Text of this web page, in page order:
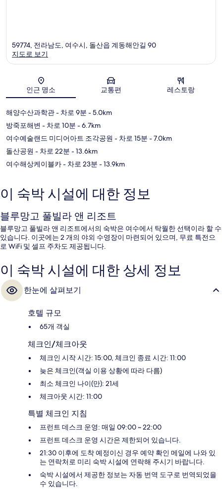
지도
59774, 전라남도, 여수시, 돌산읍 계동해안길 90
지도로 보기
인근 명소 교통편 레스토랑
해양수산과학관- 차로 9분 - 5.0km
방죽포해변 - 차로 10분 - 6.7km
여수예술랜드 미디어아트 조각공원 - 차로 15분 - 7.0km
돌산공원 - 차로 22분 - 13.6km
여수해상케이블카- 차로 23분 - 13.9km
이 숙박 시설에 대한 정보
블루망고 풀빌라 앤 리조트
블루망고 풀빌라 앤 리조트에서의 숙박은 여수에서 탁월한 선택이라 할 수
있습니다. 이곳에는 2 개의 야외 수영장이 마련되어 있으며, 무료 특전으
로 WiFi 및 셀프 주차도 제공됩니다.
이 숙박 시설에 대한 상세 정보
한눈에 살펴보기
호텔 규모
65개 객실
체크인/체크아웃
체크인 시작 시간: 15:00, 체크인 종료 시간: 11:00
늦은 체크인(객실 이용 상황에 따라 다름)
최소 체크인 나이(만): 21세
체크아웃 시간: 11:00
특별 체크인 지침
프런트 데스크 운영: 매일 09:00 ~ 22:00
프런트 데스크 운영 시간은 제한되어 있습니다.
21:30 이후에 도착 예정이신 경우 예약 확인 메일에 나와 있
는 연락처로 미리 숙박 시설에 연락해 주시기 바랍니다.
숙박 시설에서 제공한 정보는 자동 번역 도구로 번역되었을
수 있습니다.